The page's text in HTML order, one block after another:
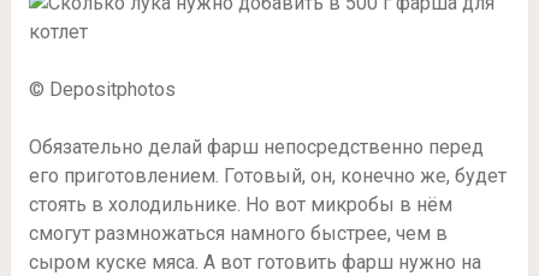
© Depositphotos
Обязательно делай фарш непосредственно перед
его приготовлением. Готовый, он, конечно же, будет
стоять в холодильнике. Но вот микробы в нём
смогут размножаться намного быстрее, чем в
сыром куске мяса. А вот готовить фарш нужно на